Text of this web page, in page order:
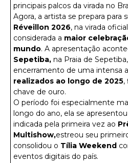
principais palcos da virada no
Agora, a artista se prepara para
Réveillon 2026, na virada
considerada a maior
mundo. A apresentação
Sepetiba, na Praia de
encerramento de uma intensa
realizados ao longo de 2025,
chave de ouro.
O período foi especialmente
longo do ano, ela se
indicada pela primeira vez ao
Multishow,estreou seu
consolidou o Tília Weekend
eventos digitais do país.